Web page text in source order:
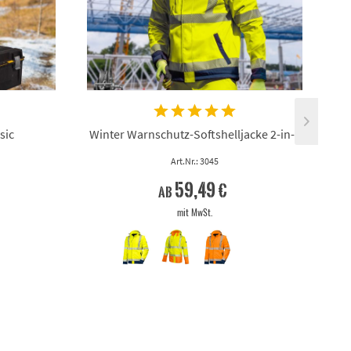
Winter Warnschutz-Softshelljacke 2-in-1
Art.Nr.: 3045
ab 59,49 €
mit MwSt.